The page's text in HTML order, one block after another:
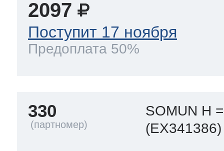
2097
Поступит 17 ноября
Предоплата 50%
330
SOMUN H
(EX341386)